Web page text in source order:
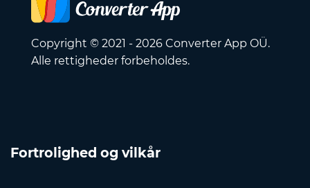
Copyright © 2021 - 2026 Converter App OÜ.
Alle rettigheder forbeholdes.
Fortrolighed og vilkår